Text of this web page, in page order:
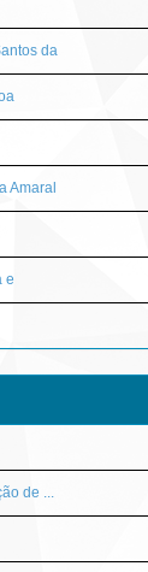
da
Amaral
e
de ...